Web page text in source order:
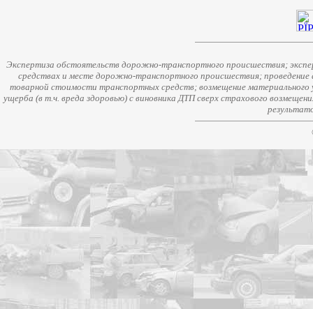
Экспертиза обстоятельств дорожно-транспортного происшествия;
средствах и месте дорожно-транспортного происшествия;
товарной стоимости транспортных средств; возмещение
ущерба (в т.ч. вреда здоровью) с виновника ДТП сверх страхового